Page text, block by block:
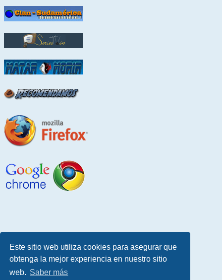
Este sitio web utiliza cookies para asegurar que
obtenga la mejor experiencia en nuestro sitio
web. Saber más